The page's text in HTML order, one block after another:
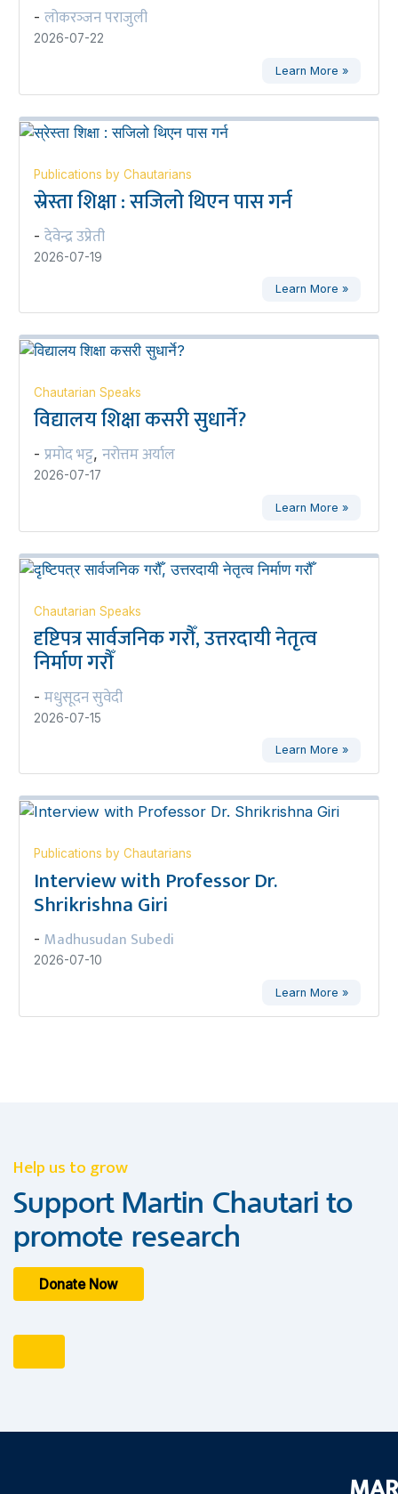
- लोकरञ्‍जन पराजुली
2026-07-22
Learn More »
Publications by Chautarians
स्रेस्ता शिक्षा : सजिलो थिएन पास गर्न
- देवेन्द्र उप्रेती
2026-07-19
Learn More »
Chautarian Speaks
विद्यालय शिक्षा कसरी सुधार्ने?
- प्रमोद भट्ट, नरोत्तम अर्याल
2026-07-17
Learn More »
Chautarian Speaks
दृष्टिपत्र सार्वजनिक गरौँ, उत्तरदायी नेतृत्व
निर्माण गरौँ
- मधुसूदन सुवेदी
2026-07-15
Learn More »
Publications by Chautarians
Interview with Professor Dr.
Shrikrishna Giri
- Madhusudan Subedi
2026-07-10
Learn More »
Help us to grow
Support Martin Chautari to
promote research
Donate Now